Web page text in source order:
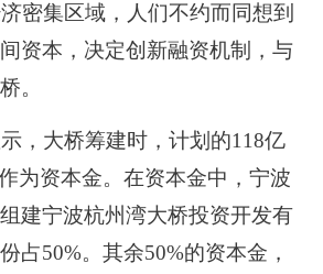
密集区域，人们不约而同想到
资本，决定创新融资机制，与
。
，大桥筹建时，计划的118亿
为资本金。在资本金中，宁波
建宁波杭州湾大桥投资开发有
占50%。其余50%的资本金，